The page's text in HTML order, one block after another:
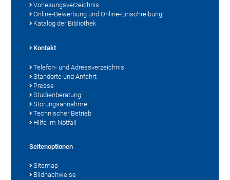
Vorlesungsverzeichnis
Online-Bewerbung und Online-Einschreibung
Katalog der Bibliothek
Kontakt
Telefon- und Adressverzeichnis
Standorte und Anfahrt
Presse
Studienberatung
Störungsannahme
Technischer Betrieb
Hilfe im Notfall
Seitenoptionen
Sitemap
Bildnachweise